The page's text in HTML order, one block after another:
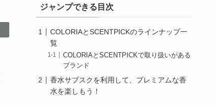
ジャンプできる目次
COLORIAとSCENTPICKのラインナップ一
覧
COLORIAとSCENTPICKで取り扱いがある
ブランド
香水サブスクを利用して、プレミアムな香
水を楽しもう！